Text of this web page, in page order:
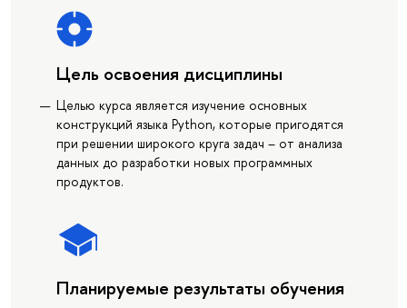
Цель освоения дисциплины
Целью курса является изучение основных
конструкций языка Python, которые пригодятся
при решении широкого круга задач – от анализа
данных до разработки новых программных
продуктов.
Планируемые результаты обучения